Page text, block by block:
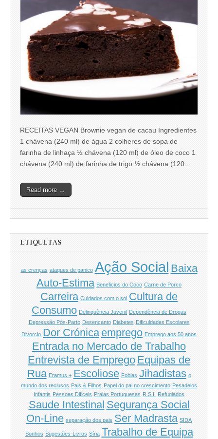
RECEITAS VEGAN Brownie vegan de cacau Ingredientes
1 chávena (240 ml) de água 2 colheres de sopa de
farinha de linhaça ½ chávena (120 ml) de óleo de coco 1
chávena (240 ml) de farinha de trigo ½ chávena (120…
Read more →
ETIQUETAS
as crenças ataques de panico Ação Social Baixa
Auto-Estima Beneficios do Coco Carne de Porco
Carreira Cuidados com o sol Cultura de
Consumo Delinquência Juvenil
Dependência de Drogas
Depressão Pós-Parto Desencanto Diabetes Dificuldades Escolares
Divorcio Dor Crónica emprego Emprego aos 50 anos
Entrada no Mercado de Trabalho
Entrevista de Emprego Equipas de
Rua Eramus + Escoliose Fobias Jihadistas o
mundo dos reclusos Pais & Filhos Papel do pai no crescimento Pesadelos
Infantis Pessoas Dificeis Praias Portuguesas R.S.I. Refugiados
Saude Intestinal Segurança Social
On-Line separação dos pais Ser Madrasta SIDA
Sonhos Sugestões-Livros Síria Trabalho de Equipa